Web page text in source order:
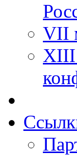
VII
XIII